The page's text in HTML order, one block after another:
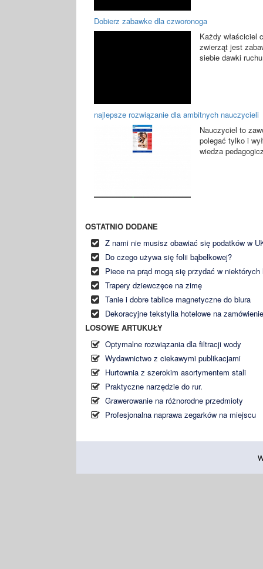
Dobierz zabawke dla czworonoga
Każdy właściciel
zwierząt jest
siebie dawki
najlepsze rozwiązanie dla ambitnych nauczycieli
Nauczyciel to
polegać tylko i
wiedza
OSTATNIO DODANE
Z nami nie musisz obawiać się podatków w
Do czego używa się folii bąbelkowej?
Piece na prąd mogą się przydać w
Trapery dziewczęce na zimę
Tanie i dobre tablice magnetyczne do biura
Dekoracyjne tekstylia hotelowe na
LOSOWE ARTUKUŁY
Optymalne rozwiązania dla filtracji wody
Wydawnictwo z ciekawymi publikacjami
Hurtownia z szerokim asortymentem stali
Praktyczne narzędzie do rur.
Grawerowanie na różnorodne przedmioty
Profesjonalna naprawa zegarków na miejscu